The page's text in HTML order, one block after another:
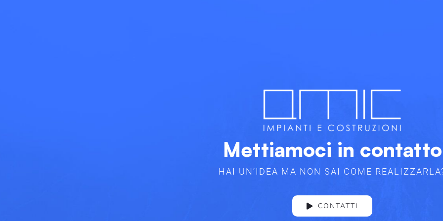
Mettiamoci in contatto
HAI UN’IDEA MA NON SAI COME
CONTATTI